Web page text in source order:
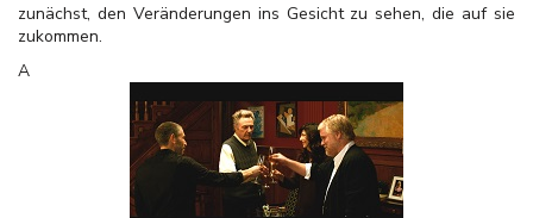
zunächst, den Veränderungen ins Gesicht zu sehen, die auf sie
zukommen.
A